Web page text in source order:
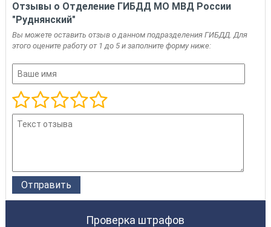
Отзывы о Отделение ГИБДД МО МВД России
"Руднянский"
Вы можете оставить отзыв о данном подразделения ГИБДД. Для
этого оцените работу от 1 до 5 и заполните форму ниже:
Проверка штрафов